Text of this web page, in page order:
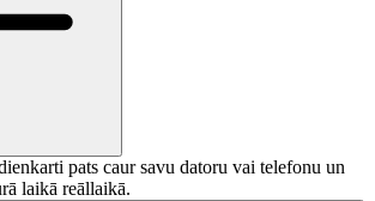
pats caur savu datoru vai telefonu un
laikā reāllaikā.